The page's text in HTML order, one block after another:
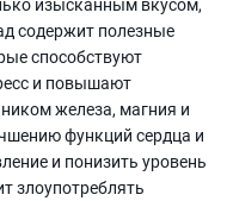
содержит полезные
способствуют
и повышают
железа, магния и
функций сердца и
и понизить уровень
злоупотреблять